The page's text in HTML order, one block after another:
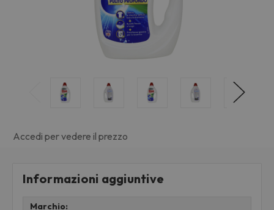
Accedi per vedere il prezzo
Informazioni aggiuntive
Marchio: